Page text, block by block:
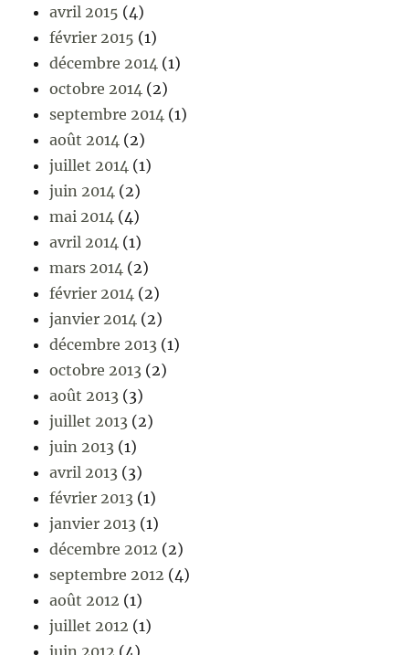
avril 2015 (4)
février 2015 (1)
décembre 2014 (1)
octobre 2014 (2)
septembre 2014 (1)
août 2014 (2)
juillet 2014 (1)
juin 2014 (2)
mai 2014 (4)
avril 2014 (1)
mars 2014 (2)
février 2014 (2)
janvier 2014 (2)
décembre 2013 (1)
octobre 2013 (2)
août 2013 (3)
juillet 2013 (2)
juin 2013 (1)
avril 2013 (3)
février 2013 (1)
janvier 2013 (1)
décembre 2012 (2)
septembre 2012 (4)
août 2012 (1)
juillet 2012 (1)
juin 2012 (4)